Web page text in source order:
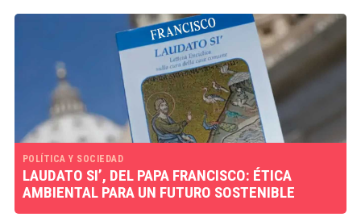
POLÍTICA Y SOCIEDAD
LAUDATO SI’, DEL PAPA FRANCISCO: ÉTICA
AMBIENTAL PARA UN FUTURO SOSTENIBLE